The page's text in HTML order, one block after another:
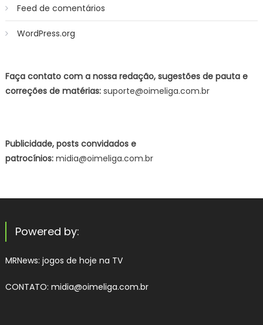
Feed de comentários
WordPress.org
Faça contato com a nossa redação, sugestões de pauta e
correções de matérias:suporte@oimeliga.com.br
Publicidade, posts convidados e
patrocínios:midia@oimeliga.com.br
Powered by:
MRNews: jogos de hoje na TV
CONTATO: midia@oimeliga.com.br